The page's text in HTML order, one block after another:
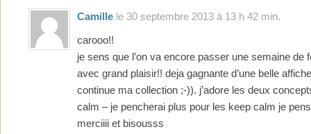
Camille le 30 septembre 2013 à 13 h 42 min.
carooo!!
je sens que l’on va encore passer une semaine de
avec grand plaisir!! deja gagnante d’une belle
continue ma collection ;-)). j’adore les deux
calm – je pencherai plus pour les keep calm je
merciiii et bisousss